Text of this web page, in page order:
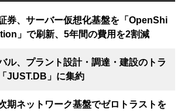
券、サーバー仮想化基盤を「OpenShi
」で刷新、5年間の費用を2割減
ル、プラント設計・調達・建設のトラ
JUST.DB」に集約
期ネットワーク基盤でゼロトラストを